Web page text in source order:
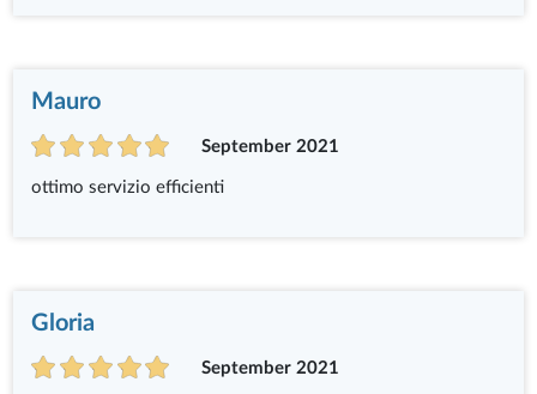
Mauro
September 2021
ottimo servizio efficienti
Gloria
September 2021